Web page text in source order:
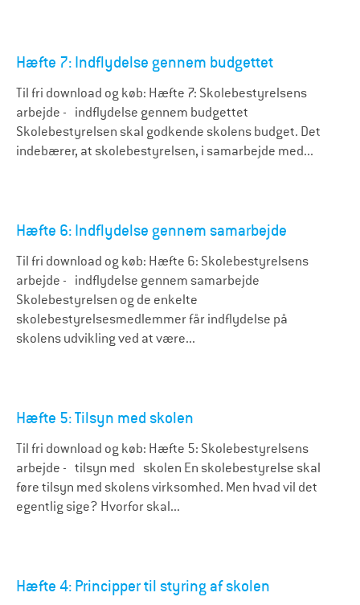
Hæfte 7: Indflydelse gennem budgettet
Til fri download og køb: Hæfte 7: Skolebestyrelsens
arbejde - indflydelse gennem budgettet
Skolebestyrelsen skal godkende skolens budget. Det
indebærer, at skolebestyrelsen, i samarbejde med...
Hæfte 6: Indflydelse gennem samarbejde
Til fri download og køb: Hæfte 6: Skolebestyrelsens
arbejde - indflydelse gennem samarbejde
Skolebestyrelsen og de enkelte
skolebestyrelsesmedlemmer får indflydelse på
skolens udvikling ved at være...
Hæfte 5: Tilsyn med skolen
Til fri download og køb: Hæfte 5: Skolebestyrelsens
arbejde - tilsyn med skolen En skolebestyrelse skal
føre tilsyn med skolens virksomhed. Men hvad vil det
egentlig sige? Hvorfor skal...
Hæfte 4: Principper til styring af skolen